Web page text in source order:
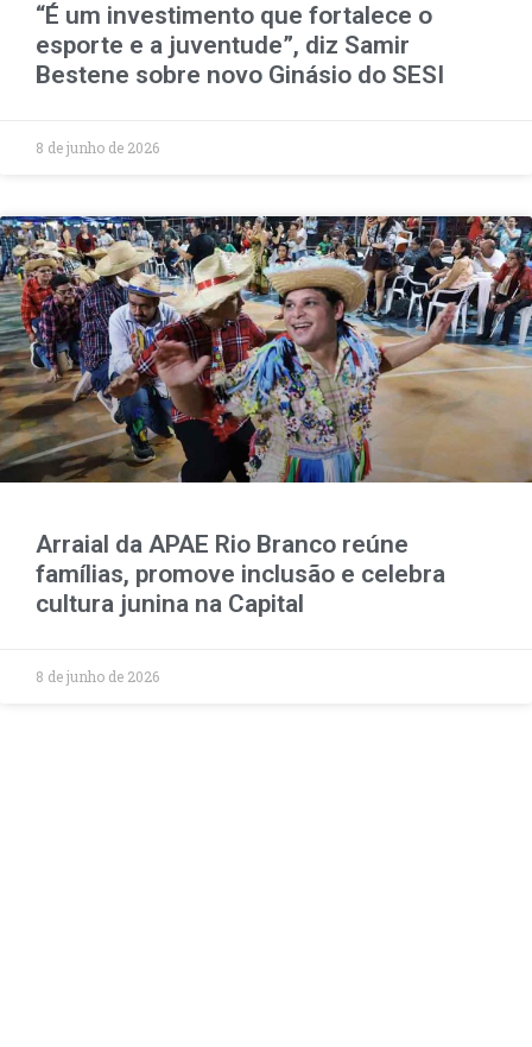
“É um investimento que fortalece o
esporte e a juventude”, diz Samir
Bestene sobre novo Ginásio do SESI
8 de junho de 2026
Arraial da APAE Rio Branco reúne
famílias, promove inclusão e celebra
cultura junina na Capital
8 de junho de 2026